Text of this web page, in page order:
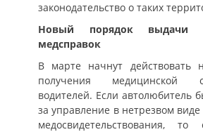
законодательство о таких
Новый порядок выдачи
медсправок
В марте начнут действовать
получения медицинской
водителей. Если автолюбитель
за управление в нетрезвом виде
медосвидетельствования,